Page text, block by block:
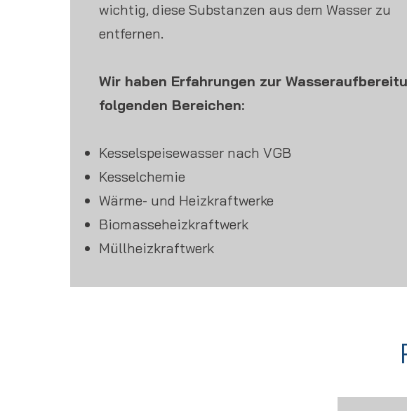
wichtig, diese Substanzen aus dem Wasser zu
entfernen.
Wir haben Erfahrungen zur
folgenden Bereichen:
Kesselspeisewasser nach VGB
Kesselchemie
Wärme- und Heizkraftwerke
Biomasseheizkraftwerk
Müllheizkraftwerk